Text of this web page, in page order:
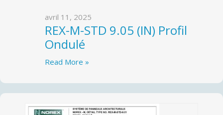
avril 11, 2025
REX-M-STD 9.05 (IN) Profil
Ondulé
Read More »